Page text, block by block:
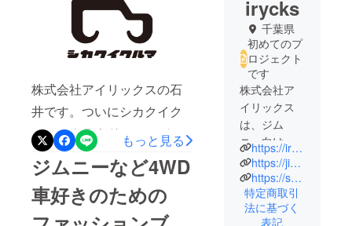
株式会社アイリックスの石
井です。ついにシカクイク
ルマのクラウドファンディ
ングが最終日を迎えまし
た！SNSなどで想像以上の
反響をいただいており、大
変嬉しく思います。クラウ
もっと見る
ジムニーなど4WD
車好きのための
irycks
千葉県
初めてのプ
ロジェクト
です
株式会社ア
イリックス
は、ジム
ニー向けの
ホイールを
製造・販売
している小
さな会社で
https://irycks.co.jp/
https://jimny-hack.jp/
https://shop.shikakui-kuruma.jp/
特定商取引
法に基づく
表記